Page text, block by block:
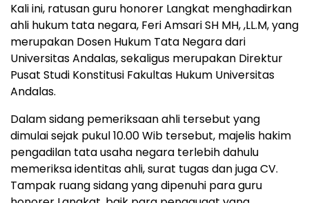
Kali ini, ratusan guru honorer Langkat menghadirkan
ahli hukum tata negara, Feri Amsari SH MH, ,LL.M, yang
merupakan Dosen Hukum Tata Negara dari
Universitas Andalas, sekaligus merupakan Direktur
Pusat Studi Konstitusi Fakultas Hukum Universitas
Andalas.
Dalam sidang pemeriksaan ahli tersebut yang
dimulai sejak pukul 10.00 Wib tersebut, majelis hakim
pengadilan tata usaha negara terlebih dahulu
memeriksa identitas ahli, surat tugas dan juga CV.
Tampak ruang sidang yang dipenuhi para guru